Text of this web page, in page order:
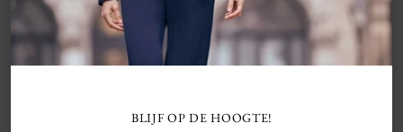
BLIJF OP DE HOOGTE!